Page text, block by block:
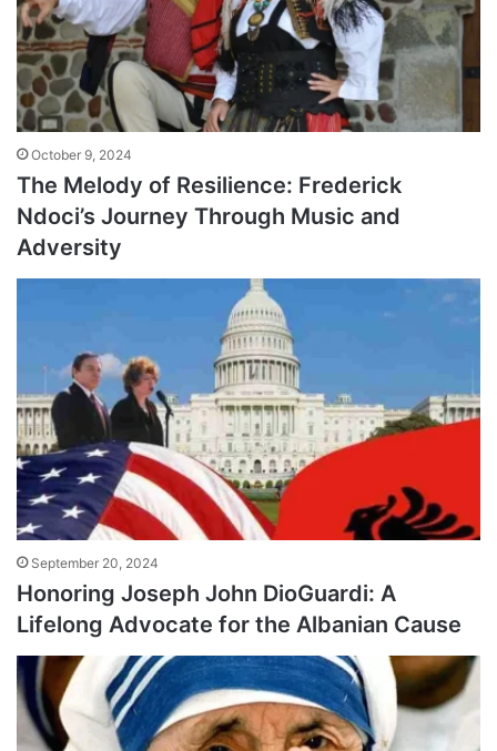
October 9, 2024
The Melody of Resilience: Frederick
Ndoci’s Journey Through Music and
Adversity
September 20, 2024
Honoring Joseph John DioGuardi: A
Lifelong Advocate for the Albanian Cause